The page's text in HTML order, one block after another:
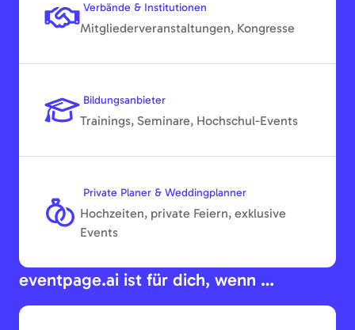
Verbände & Institutionen
Mitgliederveranstaltungen, Kongresse
Bildungsanbieter
Trainings, Seminare, Hochschul-Events
Private Planer & Weddingplanner
Hochzeiten, private Feiern, exklusive
Events
eventpage.ai ist für dich, wenn …